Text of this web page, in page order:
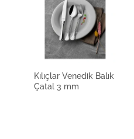
Kılıçlar Venedik Balık
Çatal 3 mm